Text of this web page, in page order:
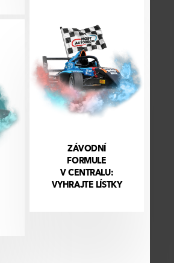
ZÁVODNÍ
FORMULE
V CENTRALU:
VYHRAJTE LÍSTKY